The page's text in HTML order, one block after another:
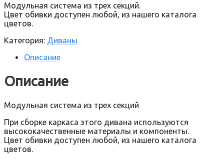
Модульная система из трех секций.
Цвет обивки доступен любой, из нашего каталога
цветов.
Категория: Диваны
Описание
Описание
Модульная система из трех секций
При сборке каркаса этого дивана используются
высококачественные материалы и компоненты.
Цвет обивки доступен любой, из нашего каталога
цветов.